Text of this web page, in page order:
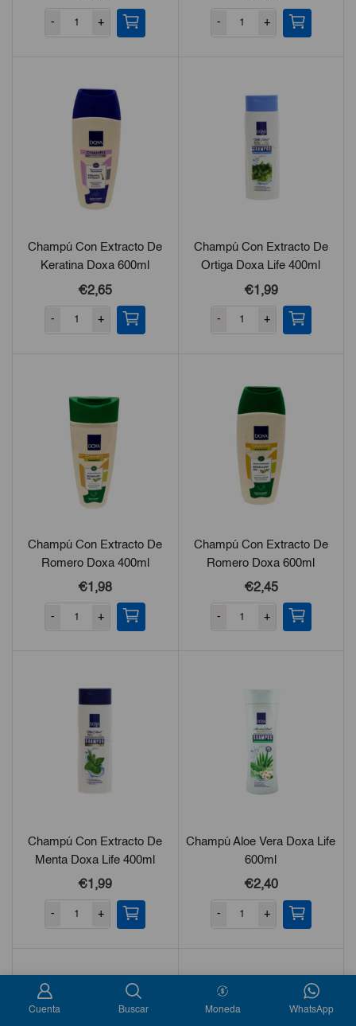
- + - +
Champú Con Extracto De
Keratina Doxa 600ml
€2,65
- +
Champú Con Extracto De
Ortiga Doxa Life 400ml
€1,99
- +
Champú Con Extracto De
Romero Doxa 400ml
€1,98
- +
Champú Con Extracto De
Romero Doxa 600ml
€2,45
- +
Champú Con Extracto De
Menta Doxa Life 400ml
€1,99
- +
Champú Aloe Vera Doxa Life
600ml
€2,40
- +
Cuenta Buscar Moneda WhatsApp